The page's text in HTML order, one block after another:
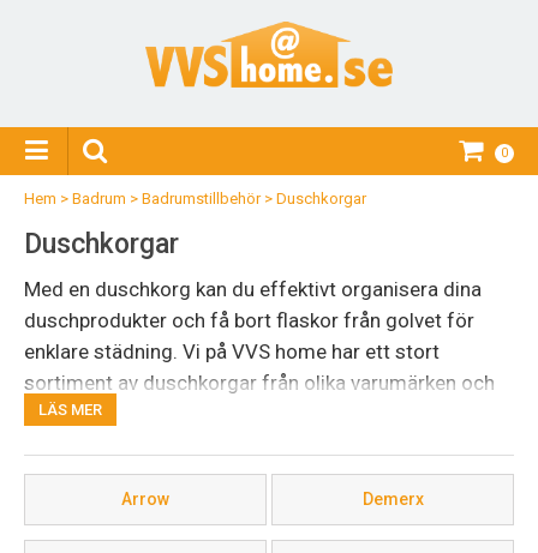
0
Hem > Badrum > Badrumstillbehör> Duschkorgar
Duschkorgar
Med en duschkorg kan du effektivt organisera dina
duschprodukter och få bort flaskor från golvet för
enklare städning. Vi på VVS home har ett stort
sortiment av duschkorgar från olika varumärken och
med olika sorters upphängning, så att du kan välja den
vårt utbud ellerkontakta ossom du behöver mer
information!
LÄS MER
Arrow Demerx